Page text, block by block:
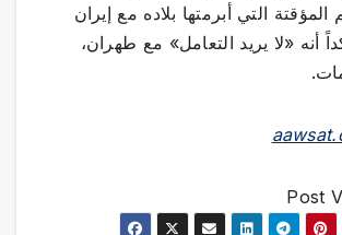
المؤقتة التي أبرمتها بلاده مع إيران
أنه «لا يريد التعامل» مع طهران،
Post